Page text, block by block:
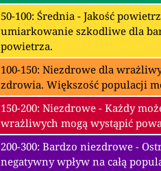
50-100: Średnia - Jakość
umiarkowanie szkodliwe dla
powietrza.
100-150: Niezdrowe dla
zdrowia. Większość populacji
150-200: Niezdrowe - Każdy
wrażliwych mogą wystąpić
200-300: Bardzo niezdrowe -
negatywny wpływ na całą